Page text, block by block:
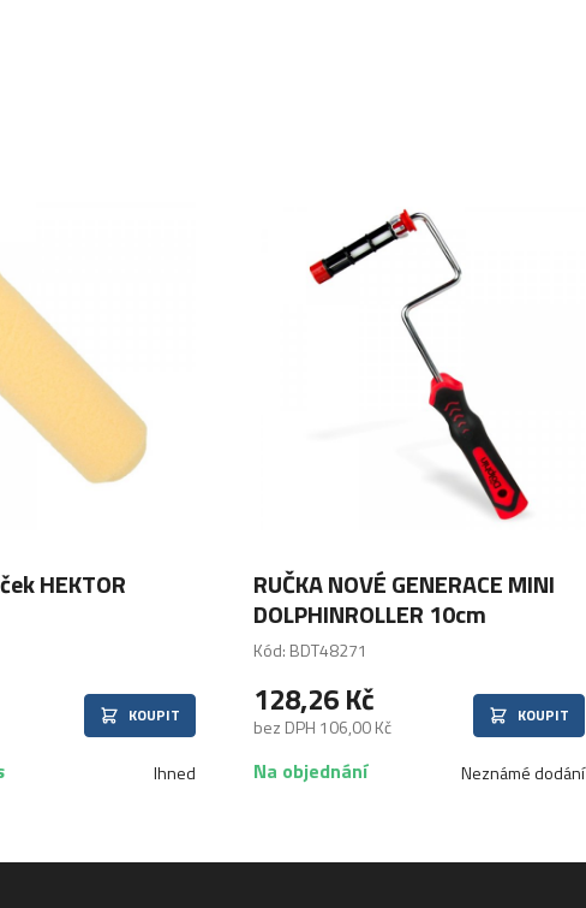
HEKTOR
KOUPIT
Ihned
RUČKA NOVÉ GENERACE MINI
DOLPHINROLLER 10cm
Kód: BDT48271
128,26 Kč
bez DPH 106,00 Kč KOUPIT
Na objednání Neznámé dodání